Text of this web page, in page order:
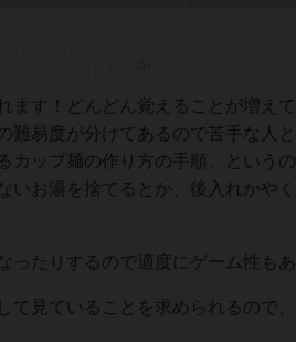
ます！どんどん覚えることが増え
難易度が分けてあるので苦手な人
ップ麺の作り方の手順、という
いお湯を捨てるとか、後入れかや
たりするので適度にゲーム性もあ
て見ていることを求められるので